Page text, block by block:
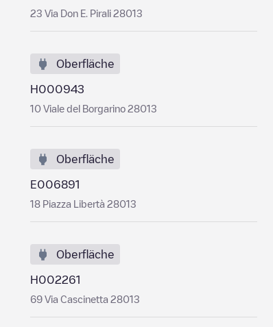
23 Via Don E. Pirali 28013
Oberfläche
H000943
10 Viale del Borgarino 28013
Oberfläche
E006891
18 Piazza Libertà 28013
Oberfläche
H002261
69 Via Cascinetta 28013